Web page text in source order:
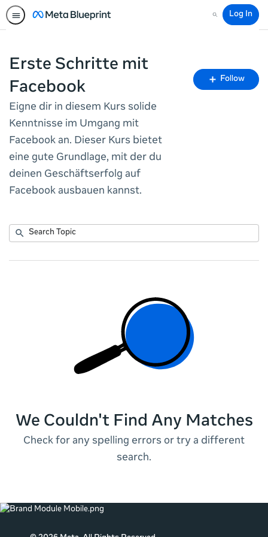
Search
Log In
Erste Schritte mit
Facebook
Eigne dir in diesem Kurs solide
Kenntnisse im Umgang mit
Facebook an. Dieser Kurs bietet
eine gute Grundlage, mit der du
deinen Geschäftserfolg auf
Facebook ausbauen kannst.
Follow
No
Search
Submit
We Couldn't Find Any Matches
Check for any spelling errors or try a different
search.